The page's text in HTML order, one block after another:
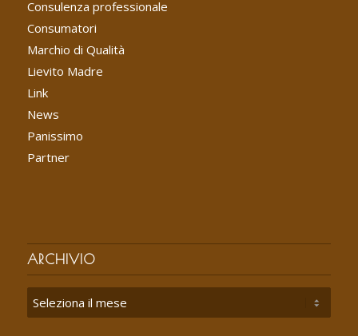
Consulenza professionale
Consumatori
Marchio di Qualità
Lievito Madre
Link
News
Panissimo
Partner
ARCHIVIO